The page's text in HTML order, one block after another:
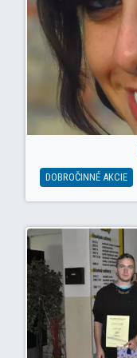
DOBROČINNÉ AKCIE